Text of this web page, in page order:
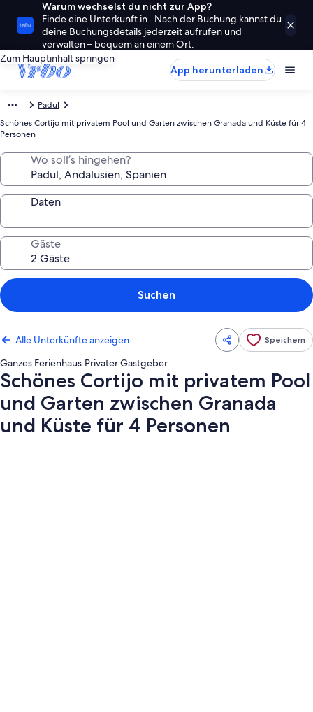
Warum wechselst du nicht zur App?
Finde eine Unterkunft in . Nach der Buchung kannst du
deine Buchungsdetails jederzeit aufrufen und
verwalten – bequem an einem Ort.
Zum Hauptinhalt springen
App herunterladen
Padul
Schönes Cortijo mit privatem Pool und Garten zwischen Granada und Küste für 4
Personen
Wo soll’s hingehen?
Daten
Gäste
Suchen
Alle Unterkünfte anzeigen Speichern
Ganzes Ferienhaus·Privater Gastgeber
Schönes Cortijo mit privatem Pool
und Garten zwischen Granada
und Küste für 4 Personen